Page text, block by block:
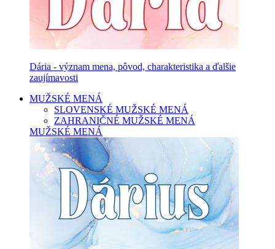
Dária - význam mena, pôvod, charakteristika a ďalšie
zaujímavosti
MUŽSKÉ MENÁ
SLOVENSKÉ MUŽSKÉ MENÁ
ZAHRANIČNÉ MUŽSKÉ MENÁ
MUŽSKÉ MENÁ